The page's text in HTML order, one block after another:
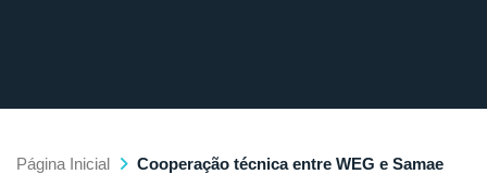
Página Inicial Cooperação técnica entre WEG e Samae